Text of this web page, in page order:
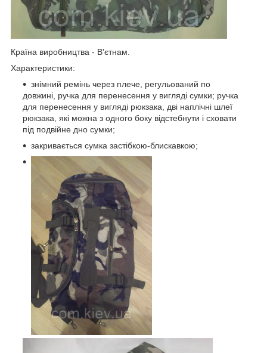
Країна виробництва - В'єтнам.
Характеристики:
знімний ремінь через плече, регульований по
довжині, ручка для перенесення у вигляді сумки; ручка
для перенесення у вигляді рюкзака, дві наплічні шлеї
рюкзака, які можна з одного боку відстебнути і сховати
під подвійне дно сумки;
закривається сумка застібкою-блискавкою;